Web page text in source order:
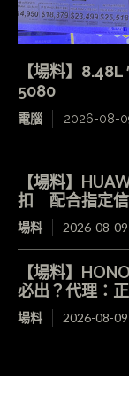
【場料】
5080
電腦 2026-08-
【場料】
扣 配合指定信
場料 2026-08-09
【場料】
必出？代理：
場料 2026-08-09